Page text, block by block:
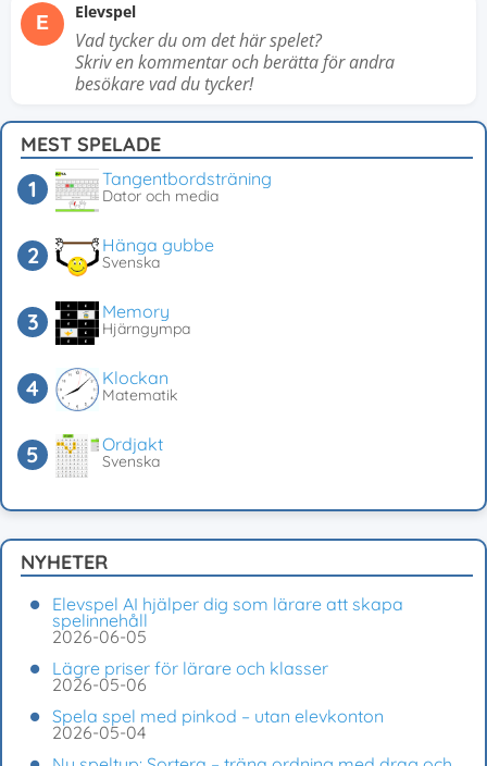
E Elevspel
Vad tycker du om det här spelet?
Skriv en kommentar och berätta för andra
besökare vad du tycker!
MEST SPELADE
Tangentbordsträning
Dator och media
Hänga gubbe
Svenska
Memory
Hjärngympa
Klockan
Matematik
Ordjakt
Svenska
NYHETER
Elevspel AI hjälper dig som lärare att skapa
spelinnehåll
2026-06-05
Lägre priser för lärare och klasser
2026-05-06
Spela spel med pinkod – utan elevkonton
2026-05-04